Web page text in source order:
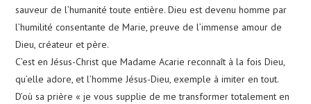
sauveur de l’humanité toute entière. Dieu est devenu homme par
l’humilité consentante de Marie, preuve de l’immense amour de
Dieu, créateur et père.
C’est en Jésus-Christ que Madame Acarie reconnaît à la fois Dieu,
qu’elle adore, et l’homme Jésus-Dieu, exemple à imiter en tout.
D’où sa prière « je vous supplie de me transformer totalement en